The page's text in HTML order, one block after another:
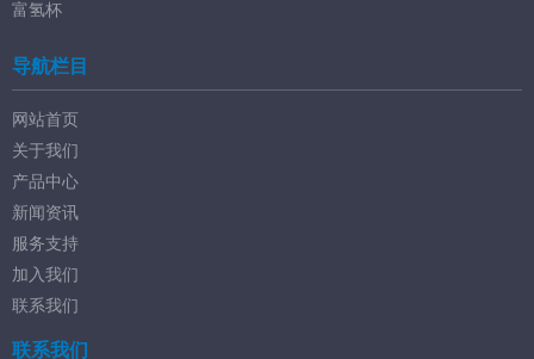
富氢杯
导航栏目
网站首页
关于我们
产品中心
新闻资讯
服务支持
加入我们
联系我们
联系我们